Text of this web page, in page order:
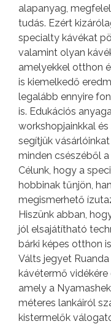
alapanyag,
tudás. Ezért
specialty kávékat
valamint olyan
amelyekkel otthon
is kiemelkedő
legalább ennyire
is. Edukációs
workshopjainkkal
segítjük
minden csészéből
Célunk, hogy a
hobbinak tűnjön,
megismerhető
Hiszünk abban,
jól elsajátítható
bárki képes otthon
Válts jegyet
kávétermő
amely a
méteres lankáiról
kistermelők